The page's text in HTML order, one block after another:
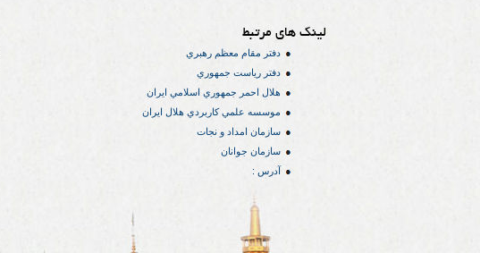
لینک های مرتبط
دفتر مقام معظم رهبري
دفتر رياست جمهوري
هلال احمر جمهوري اسلامي ايران
موسسه علمي كاربردي هلال ایران
سازمان امداد و نجات
سازمان جوانان
آدرس :